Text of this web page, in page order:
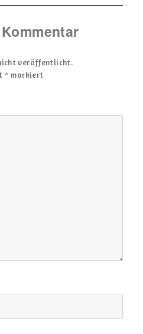
können
der
Produktseite
werden
veröffentlicht.
* markiert